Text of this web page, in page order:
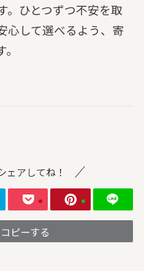
。ひとつずつ不安を取
心して選べるよう、寄
ェアしてね！
ピーする